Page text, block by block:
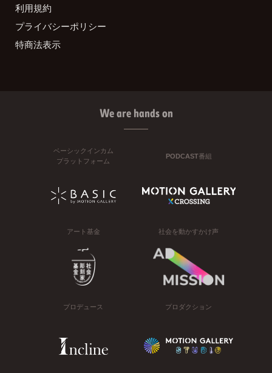
利用規約
プライバシーポリシー
特商法表示
We are hands on
ベーシックインカム
プラットフォーム
PODCAST番組
アート基金 社会を動かすかけ声
プロデュース プロダクション